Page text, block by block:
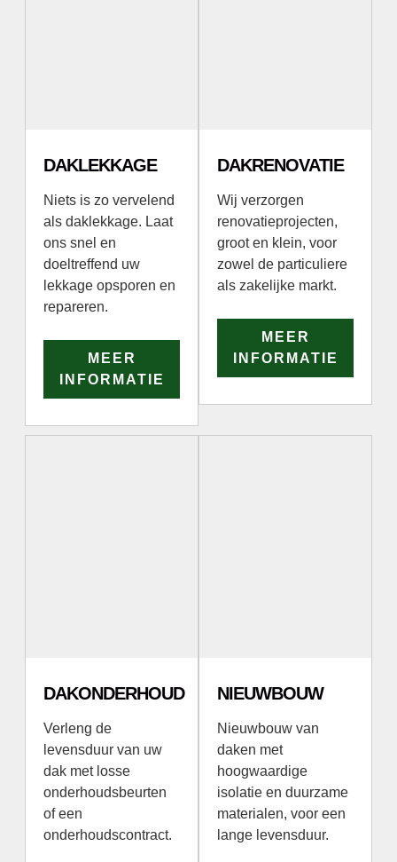
DAKLEKKAGE
Niets is zo vervelend
als daklekkage. Laat
ons snel en
doeltreffend uw
lekkage opsporen en
repareren.
MEER
INFORMATIE
DAKRENOVATIE
Wij verzorgen
renovatieprojecten,
groot en klein, voor
zowel de particuliere
als zakelijke markt.
MEER
INFORMATIE
DAKONDERHOUD
Verleng de
levensduur van uw
dak met losse
onderhoudsbeurten
of een
onderhoudscontract.
NIEUWBOUW
Nieuwbouw van
daken met
hoogwaardige
isolatie en duurzame
materialen, voor een
lange levensduur.